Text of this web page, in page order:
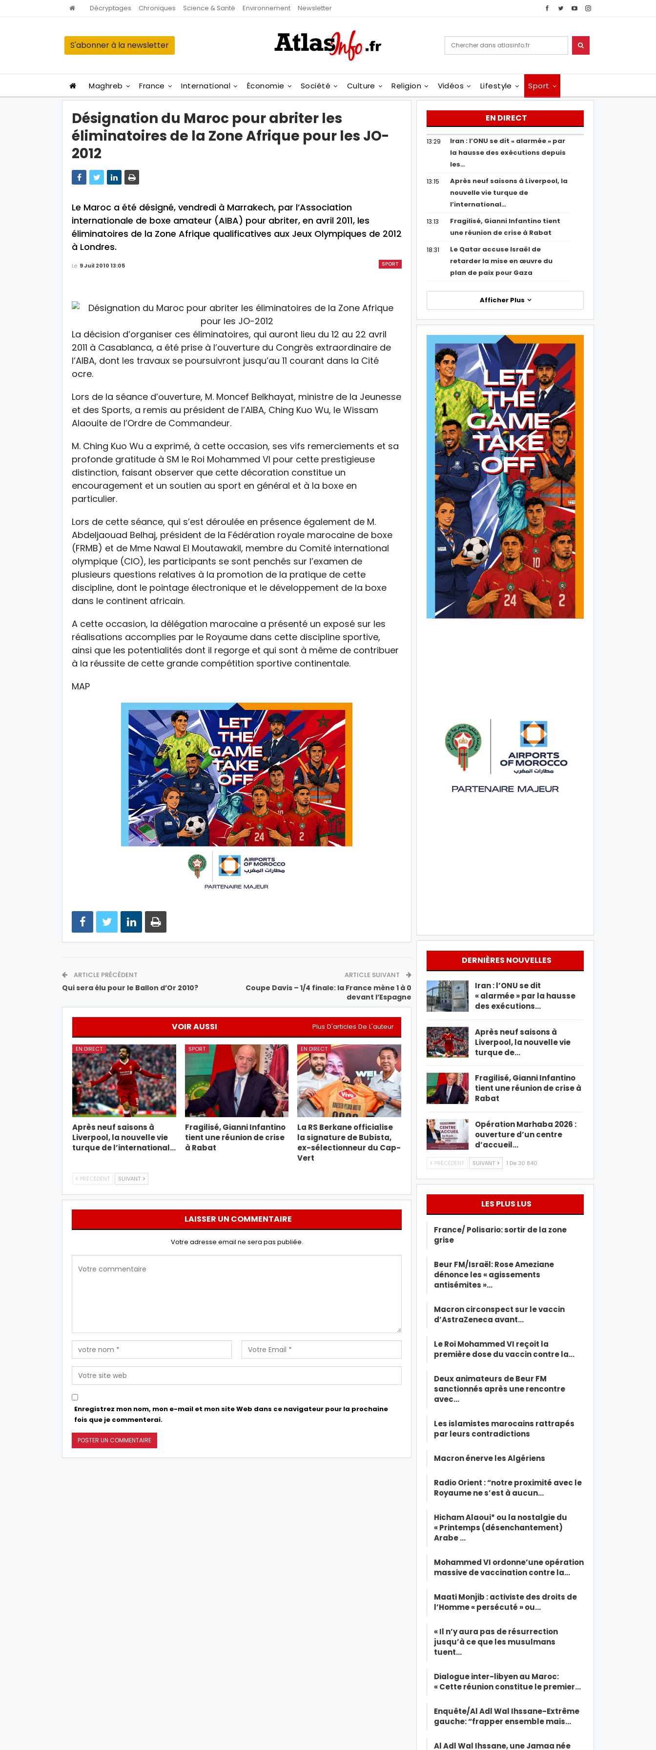
Décryptages Chroniques Science & Santé Environnement Newsletter
S'abonner à la newsletter
Maghreb France International Économie Société Culture Religion Vidéos Lifestyle Sport
Désignation du Maroc pour abriter les
éliminatoires de la Zone Afrique pour les JO-
2012
Le Maroc a été désigné, vendredi à Marrakech, par l’Association
internationale de boxe amateur (AIBA) pour abriter, en avril 2011, les
éliminatoires de la Zone Afrique qualificatives aux Jeux Olympiques de 2012
à Londres.
SPORT
Le 9 Juil 2010 13:05
La décision d’organiser ces éliminatoires, qui auront lieu du 12 au 22 avril
2011 à Casablanca, a été prise à l’ouverture du Congrès extraordinaire de
l’AIBA, dont les travaux se poursuivront jusqu’au 11 courant dans la Cité
ocre.
Lors de la séance d’ouverture, M. Moncef Belkhayat, ministre de la Jeunesse
et des Sports, a remis au président de l’AIBA, Ching Kuo Wu, le Wissam
Alaouite de l’Ordre de Commandeur.
M. Ching Kuo Wu a exprimé, à cette occasion, ses vifs remerciements et sa
profonde gratitude à SM le Roi Mohammed VI pour cette prestigieuse
distinction, faisant observer que cette décoration constitue un
encouragement et un soutien au sport en général et à la boxe en
particulier.
Lors de cette séance, qui s’est déroulée en présence également de M.
Abdeljaouad Belhaj, président de la Fédération royale marocaine de boxe
(FRMB) et de Mme Nawal El Moutawakil, membre du Comité international
olympique (CIO), les participants se sont penchés sur l’examen de
plusieurs questions relatives à la promotion de la pratique de cette
discipline, dont le pointage électronique et le développement de la boxe
dans le continent africain.
A cette occasion, la délégation marocaine a présenté un exposé sur les
réalisations accomplies par le Royaume dans cette discipline sportive,
ainsi que les potentialités dont il regorge et qui sont à même de contribuer
à la réussite de cette grande compétition sportive continentale.
MAP
ARTICLE PRÉCÉDENT
Qui sera élu pour le Ballon d’Or 2010?
ARTICLE SUIVANT
Coupe Davis – 1/4 finale: la France mène 1 à 0
devant l’Espagne
VOIR AUSSI Plus D'articles De L'auteur
EN DIRECT
Après neuf saisons à
Liverpool, la nouvelle vie
turque de l’international…
SPORT
Fragilisé, Gianni Infantino
tient une réunion de crise
à Rabat
EN DIRECT
La RS Berkane officialise
la signature de Bubista,
ex-sélectionneur du Cap-
Vert
PRÉCÉDENT SUIVANT
LAISSER UN COMMENTAIRE
Votre adresse email ne sera pas publiée.
Enregistrez mon nom, mon e-mail et mon site Web dans ce navigateur pour la prochaine
fois que je commenterai.
EN DIRECT
13:29
Iran : l’ONU se dit « alarmée » par
la hausse des exécutions depuis
les…
13:15
Après neuf saisons à Liverpool, la
nouvelle vie turque de
l’international…
13:13
Fragilisé, Gianni Infantino tient
une réunion de crise à Rabat
18:31
Le Qatar accuse Israël de
retarder la mise en œuvre du
plan de paix pour Gaza
Afficher Plus
DERNIÈRES NOUVELLES
Iran : l’ONU se dit
« alarmée » par la hausse
des exécutions…
Après neuf saisons à
Liverpool, la nouvelle vie
turque de…
Fragilisé, Gianni Infantino
tient une réunion de crise à
Rabat
Opération Marhaba 2026 :
ouverture d’un centre
d’accueil…
PRÉCÉDENT SUIVANT 1 De 30 840
LES PLUS LUS
France/ Polisario: sortir de la zone
grise
Beur FM/Israël: Rose Ameziane
dénonce les « agissements
antisémites »…
Macron circonspect sur le vaccin
d’AstraZeneca avant…
Le Roi Mohammed VI reçoit la
première dose du vaccin contre la…
Deux animateurs de Beur FM
sanctionnés après une rencontre
avec…
Les islamistes marocains rattrapés
par leurs contradictions
Macron énerve les Algériens
Radio Orient : “notre proximité avec le
Royaume ne s’est à aucun…
Hicham Alaoui* ou la nostalgie du
« Printemps (désenchantement)
Arabe …
Mohammed VI ordonne’une opération
massive de vaccination contre la…
Maati Monjib : activiste des droits de
l’Homme « persécuté » ou…
« Il n’y aura pas de résurrection
jusqu’à ce que les musulmans
tuent…
Dialogue inter-libyen au Maroc:
« Cette réunion constitue le premier…
Enquête/Al Adl Wal Ihssane-Extrême
gauche: “frapper ensemble mais…
Al Adl Wal Ihssane, une Jamaa née